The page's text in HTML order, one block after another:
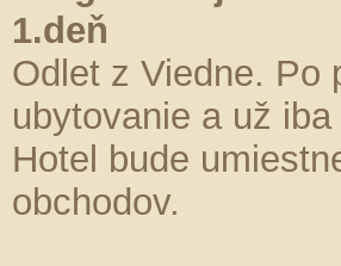
1.deň
Odlet z Viedne. Po
ubytovanie a už
Hotel bude
obchodov.